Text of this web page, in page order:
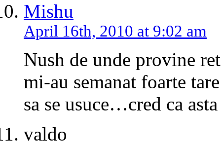
Mishu
April 16th, 2010 at 9:02 am
Nush de unde provine
mi-au semanat foarte
sa se usuce…cred ca
valdo